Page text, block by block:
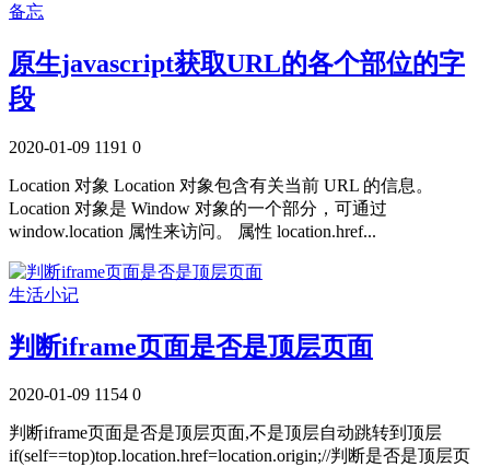
备忘
原生javascript获取URL的各个部位的字
段
2020-01-09 1191 0
Location 对象 Location 对象包含有关当前 URL 的信息。
Location 对象是 Window 对象的一个部分，可通过
window.location 属性来访问。 属性 location.href...
生活小记
判断iframe页面是否是顶层页面
2020-01-09 1154 0
判断iframe页面是否是顶层页面,不是顶层自动跳转到顶层
if(self==top)top.location.href=location.origin;//判断是否是顶层页